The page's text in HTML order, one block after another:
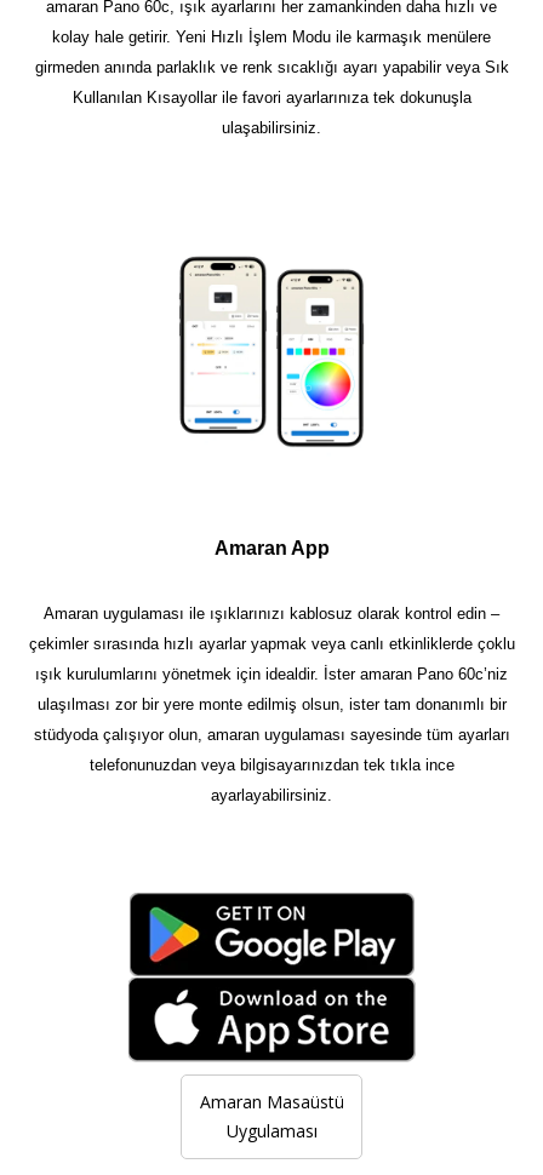
amaran Pano 60c, ışık ayarlarını her zamankinden daha hızlı ve
kolay hale getirir. Yeni Hızlı İşlem Modu ile karmaşık menülere
girmeden anında parlaklık ve renk sıcaklığı ayarı yapabilir veya Sık
Kullanılan Kısayollar ile favori ayarlarınıza tek dokunuşla
ulaşabilirsiniz.
Amaran App
Amaran uygulaması ile ışıklarınızı kablosuz olarak kontrol edin –
çekimler sırasında hızlı ayarlar yapmak veya canlı etkinliklerde çoklu
ışık kurulumlarını yönetmek için idealdir. İster amaran Pano 60c’niz
ulaşılması zor bir yere monte edilmiş olsun, ister tam donanımlı bir
stüdyoda çalışıyor olun, amaran uygulaması sayesinde tüm ayarları
telefonunuzdan veya bilgisayarınızdan tek tıkla ince
ayarlayabilirsiniz.
Amaran Masaüstü
Uygulaması